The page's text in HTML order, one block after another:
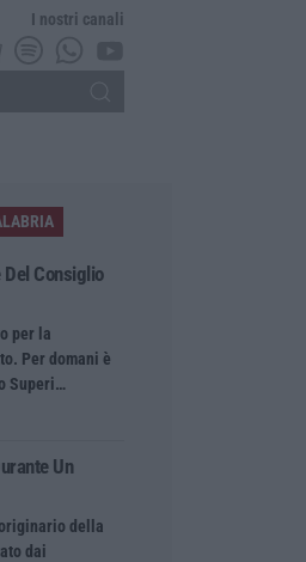
I nostri canali
Consiglio
per la
Per domani è
Superi…
Un
originario della
dai